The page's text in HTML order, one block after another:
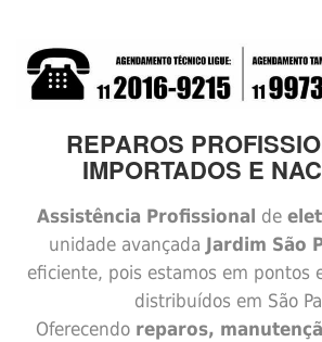
REPAROS
IMPORTADOS E
Assistência Profissional de
unidade avançada Jardim São
eficiente, pois estamos em pontos
distribuídos em São
Oferecendoreparos,